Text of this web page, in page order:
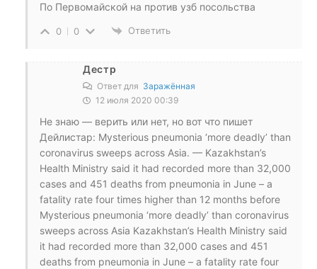
По Первомайской на против узб посольства
0 0 Ответить
Дестр
Ответ для Заражённая
12 июля 2020 00:39
Не знаю — верить или нет, но вот что пишет
Дейлистар: Mysterious pneumonia ‘more deadly’ than
coronavirus sweeps across Asia. — Kazakhstan’s
Health Ministry said it had recorded more than 32,000
cases and 451 deaths from pneumonia in June – a
fatality rate four times higher than 12 months before
Mysterious pneumonia ‘more deadly’ than coronavirus
sweeps across Asia Kazakhstan’s Health Ministry said
it had recorded more than 32,000 cases and 451
deaths from pneumonia in June – a fatality rate four